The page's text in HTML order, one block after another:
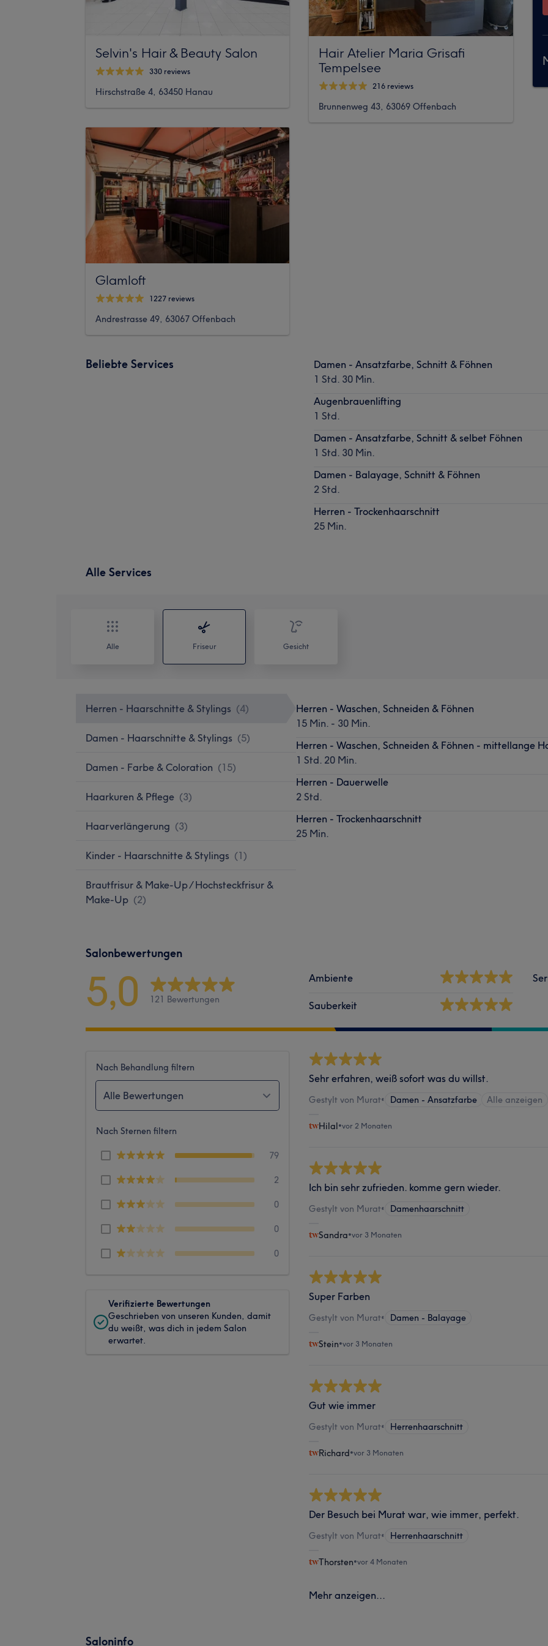
Selvin's Hair & Beauty Salon
330 reviews
Hirschstraße 4, 63450 Hanau
Glamloft
1227 reviews
Andrestrasse 49, 63067 Offenbach
Hair Atelier Maria Grisafi
Tempelsee
216 reviews
Brunnenweg 43, 63069 Offenbach
Beliebte Services
Damen - Ansatzfarbe, Schnitt & Föhnen
1 Std. 30 Min.
Augenbrauenlifting
1 Std.
Damen - Ansatzfarbe, Schnitt & selbet Föhnen
1 Std. 30 Min.
Damen - Balayage, Schnitt & Föhnen
2 Std.
Herren - Trockenhaarschnitt
25 Min.
Alle Services
Alle Friseur Gesicht
Herren - Haarschnitte & Stylings (4)
Damen - Haarschnitte & Stylings (5)
Damen - Farbe & Coloration (15)
Haarkuren & Pflege (3)
Haarverlängerung (3)
Kinder - Haarschnitte & Stylings (1)
Brautfrisur & Make-Up / Hochsteckfrisur &
Make-Up (2)
Herren - Waschen, Schneiden & Föhnen
15 Min. - 30 Min.
Herren - Waschen, Schneiden & Föhnen - mittellange
1 Std. 20 Min.
Herren - Dauerwelle
2 Std.
Herren - Trockenhaarschnitt
25 Min.
Salonbewertungen
5,0 121 Bewertungen
Ambiente
Sauberkeit
Nach Behandlung filtern
Alle Bewertungen
Nach Sternen filtern
79
2
0
0
0
Verifizierte Bewertungen
Geschrieben von unseren Kunden, damit
du weißt, was dich in jedem Salon
erwartet.
Sehr erfahren, weiß sofort was du willst.
Gestylt von Murat• Damen - Ansatzfarbe Alle anzeigen
Hilal•vor 2 Monaten
Ich bin sehr zufrieden. komme gern wieder.
Gestylt von Murat• Damenhaarschnitt
Sandra•vor 3 Monaten
Super Farben
Gestylt von Murat• Damen - Balayage
Stein•vor 3 Monaten
Gut wie immer
Gestylt von Murat• Herrenhaarschnitt
Richard•vor 3 Monaten
Der Besuch bei Murat war, wie immer, perfekt.
Gestylt von Murat• Herrenhaarschnitt
Thorsten•vor 4 Monaten
Mehr anzeigen...
Saloninfo